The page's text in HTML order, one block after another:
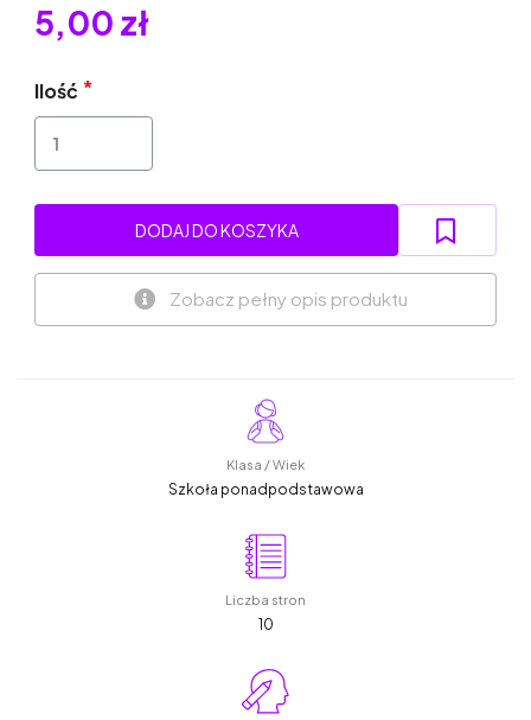
5,00 zł
Ilość
DODAJ DO KOSZYKA
Zobacz pełny opis produktu
Klasa / Wiek
Szkoła ponadpodstawowa
Liczba stron
10